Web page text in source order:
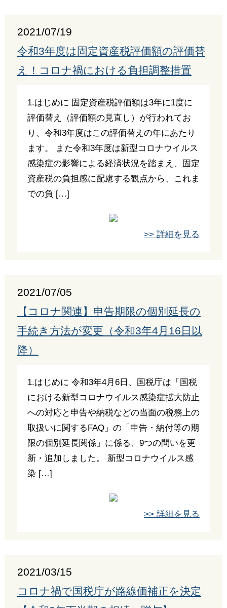
2021/07/19
令和3年度は固定資産税評価額の評価替
え！コロナ禍における負担調整措置
1.はじめに 固定資産税評価額は3年に1度に
評価替え（評価額の見直し）が行われてお
り、令和3年度はこの評価替えの年にあたり
ます。 また令和3年度は新型コロナウイルス
感染症の影響による経済状況を踏まえ、固定
資産税の負担感に配慮する観点から、これま
での負 […]
>> 詳細を見る
2021/07/05
【コロナ関連】申告期限の個別延長の
手続き方法が変更（令和3年4月16日以
降）
1.はじめに 令和3年4月6日、国税庁は「国税
における新型コロナウイルス感染症拡大防止
への対応と申告や納税などの当面の税務上の
取扱いに関するFAQ」の「申告・納付等の期
限の個別延長関係」に係る、9つの問いを更
新・追加しました。 新型コロナウイルス感
染 […]
>> 詳細を見る
2021/03/15
コロナ禍で国税庁が路線価補正を決定